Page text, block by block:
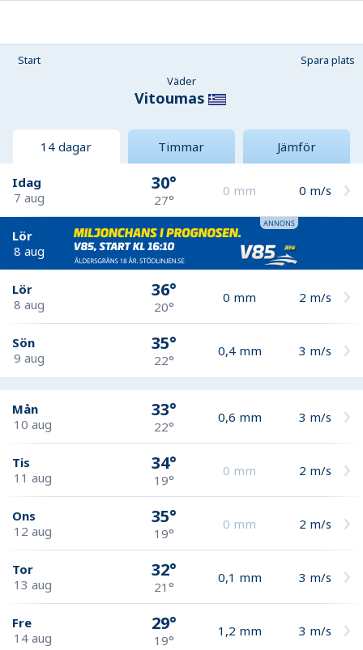
Start
Spara plats
Väder
Vitoumas
14 dagar Timmar Jämför
Idag
7 aug
30°
27°
0 mm 0 m/s
Lör
8 aug
Lör
8 aug
36°
20°
0 mm 2 m/s
Sön
9 aug
35°
22°
0,4 mm 3 m/s
Mån
10 aug
33°
22°
0,6 mm 3 m/s
Tis
11 aug
34°
19°
0 mm 2 m/s
Ons
12 aug
35°
19°
0 mm 2 m/s
Tor
13 aug
32°
21°
0,1 mm 3 m/s
Fre
14 aug
29°
19°
1,2 mm 3 m/s